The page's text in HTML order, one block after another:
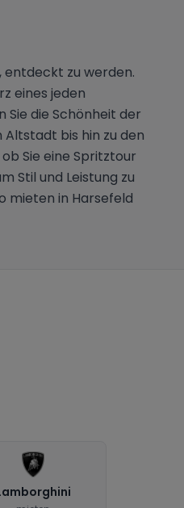
entdeckt zu werden.
eines jeden
die Schönheit der
bis hin zu den
Sie eine Spritztour
Stil und Leistung zu
mieten in Harsefeld